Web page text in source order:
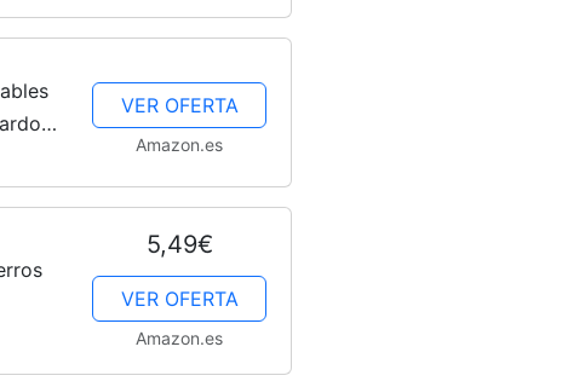
VER OFERTA
Amazon.es
5,49€
VER OFERTA
Amazon.es